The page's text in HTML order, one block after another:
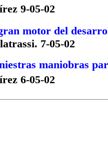
9-05-02
motor del
7-05-02
maniobras
6-05-02